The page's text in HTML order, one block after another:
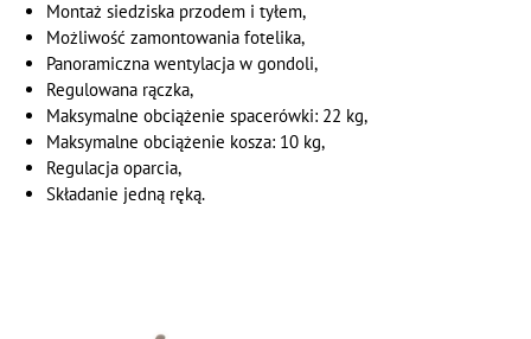
Montaż siedziska przodem i tyłem,
Możliwość zamontowania fotelika,
Panoramiczna wentylacja w gondoli,
Regulowana rączka,
Maksymalne obciążenie spacerówki: 22 kg,
Maksymalne obciążenie kosza: 10 kg,
Regulacja oparcia,
Składanie jedną ręką.